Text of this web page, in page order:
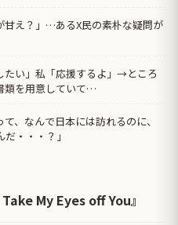
甘え？」…あるX民の素朴な疑問が
たい」私「応援するよ」→ところ
類を用意していて…
、なんで日本には訪れるのに、
・・・？」
My Eyes off You』